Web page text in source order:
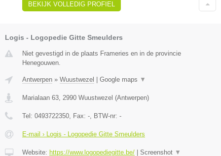
BEKIJK VOLLEDIG PROFIEL
Logis - Logopedie Gitte Smeulders
Niet gevestigd in de plaats Frameries en in de provincie
Henegouwen.
Antwerpen » Wuustwezel Google maps ▼
Marialaan 63, 2990 Wuustwezel (Antwerpen)
Tel: 0493722350, Fax: -, BTW-nr: -
E-mail › Logis - Logopedie Gitte Smeulders
Website: https://www.logopediegitte.be/ Screenshot ▼